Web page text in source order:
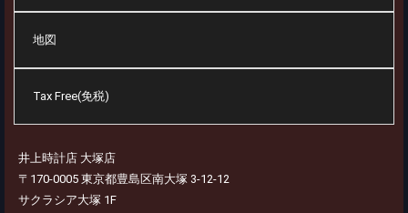
地図
Tax Free(免税)
井上時計店 大塚店
〒170-0005 東京都豊島区南大塚 3-12-12
サクラシア大塚 1F